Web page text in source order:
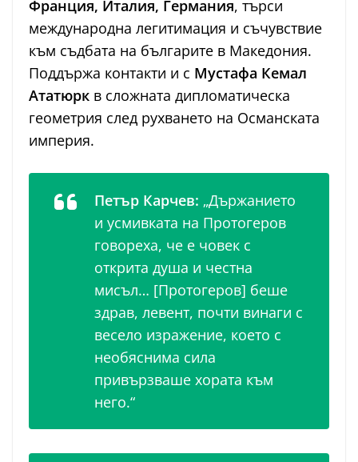
Франция, Италия, Германия, търси
международна легитимация и съчувствие
към съдбата на българите в Македония.
Поддържа контакти и с Мустафа Кемал
Ататюрк в сложната дипломатическа
геометрия след рухването на Османската
империя.
Петър Карчев: „Държанието
и усмивката на Протогеров
говореха, че е човек с
открита душа и честна
мисъл… [Протогеров] беше
здрав, левент, почти винаги с
весело изражение, което с
необяснима сила
привързваше хората към
него.“